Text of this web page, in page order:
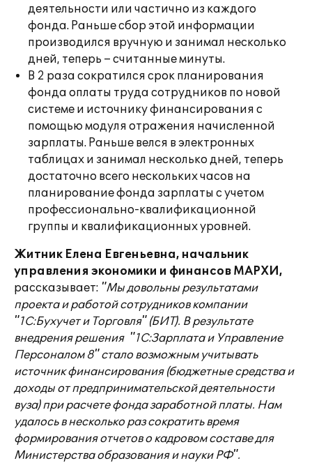
деятельности или частично из каждого
фонда. Раньше сбор этой информации
производился вручную и занимал несколько
дней, теперь – считанные минуты.
В 2 раза сократился срок планирования
фонда оплаты труда сотрудников по новой
системе и источнику финансирования с
помощью модуля отражения начисленной
зарплаты. Раньше велся в электронных
таблицах и занимал несколько дней, теперь
достаточно всего нескольких часов на
планирование фонда зарплаты с учетом
профессионально-квалификационной
группы и квалификационных уровней.
Житник Елена Евгеньевна, начальник
управления экономики и финансов МАРХИ,
рассказывает: "Мы довольны результатами
проекта и работой сотрудников компании
"1С:Бухучет и Торговля" (БИТ). В результате
внедрения решения "1С:Зарплата и Управление
Персоналом 8" стало возможным учитывать
источник финансирования (бюджетные средства и
доходы от предпринимательской деятельности
вуза) при расчете фонда заработной платы. Нам
удалось в несколько раз сократить время
формирования отчетов о кадровом составе для
Министерства образования и науки РФ".